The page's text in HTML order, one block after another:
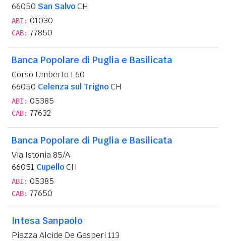
66050 San SalvoCH
ABI: 01030
CAB: 77850
Banca Popolare di Puglia e Basilicata
Corso Umberto I 60
66050 Celenza sul TrignoCH
ABI: 05385
CAB: 77632
Banca Popolare di Puglia e Basilicata
Via Istonia 85/A
66051 CupelloCH
ABI: 05385
CAB: 77650
Intesa Sanpaolo
Piazza Alcide De Gasperi 113